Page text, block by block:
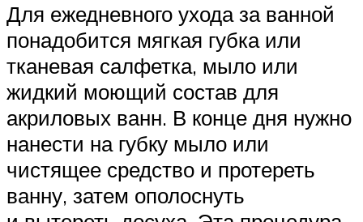
Для ежедневного ухода за ванной
понадобится мягкая губка или
тканевая салфетка, мыло или
жидкий моющий состав для
акриловых ванн. В конце дня нужно
нанести на губку мыло или
чистящее средство и протереть
ванну, затем ополоснуть